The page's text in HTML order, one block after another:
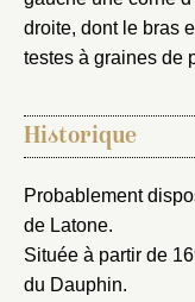
droite, dont le bras
testes à graines de
Historique
Probablement
de Latone.
Située à partir de
du Dauphin.